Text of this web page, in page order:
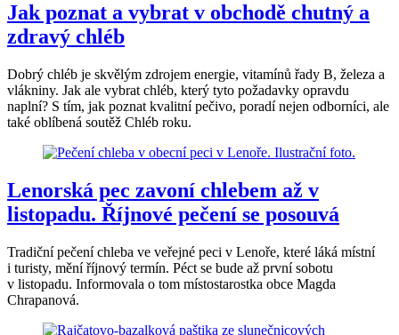
Jak poznat a vybrat v obchodě chutný a
zdravý chléb
Dobrý chléb je skvělým zdrojem energie, vitamínů řady B, železa a
vlákniny. Jak ale vybrat chléb, který tyto požadavky opravdu
naplní? S tím, jak poznat kvalitní pečivo, poradí nejen odborníci, ale
také oblíbená soutěž Chléb roku.
Lenorská pec zavoní chlebem až v
listopadu. Říjnové pečení se posouvá
Tradiční pečení chleba ve veřejné peci v Lenoře, které láká místní
i turisty, mění říjnový termín. Péct se bude až první sobotu
v listopadu. Informovala o tom místostarostka obce Magda
Chrapanová.